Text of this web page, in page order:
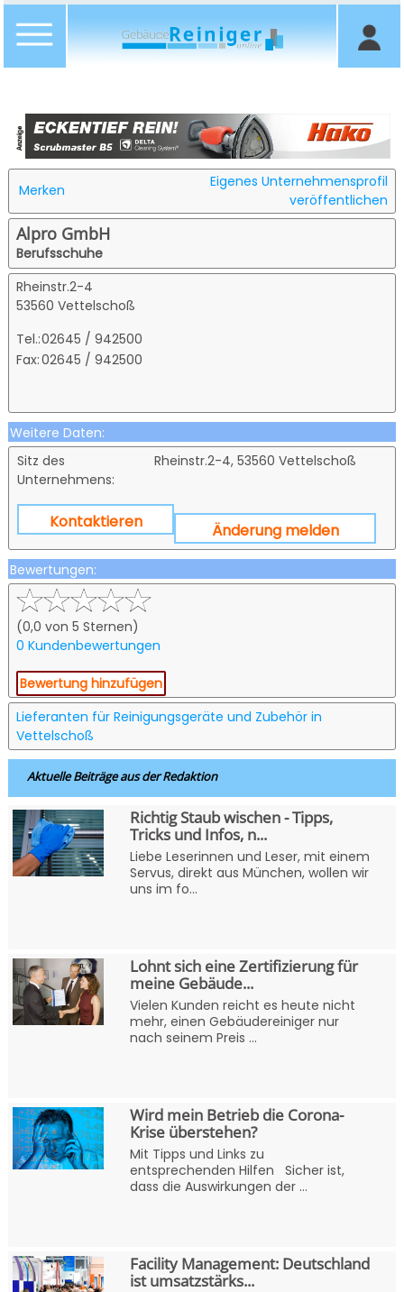
Merken
Eigenes Unternehmensprofil
veröffentlichen
Alpro GmbH
Berufsschuhe
Rheinstr.2-4
53560 Vettelschoß
Tel.:02645 / 942500
Fax:02645 / 942500
Weitere Daten:
Sitz des
Unternehmens:
Rheinstr.2-4, 53560 Vettelschoß
Kontaktieren Änderung melden
Bewertungen:
(0,0 von 5 Sternen)
0 Kundenbewertungen
Bewertung hinzufügen
Lieferanten für Reinigungsgeräte und Zubehör in
Vettelschoß
Aktuelle Beiträge aus der Redaktion
Richtig Staub wischen - Tipps,
Tricks und Infos, n...
Liebe Leserinnen und Leser, mit einem
Servus, direkt aus München, wollen wir
uns im fo...
Lohnt sich eine Zertifizierung für
meine Gebäude...
Vielen Kunden reicht es heute nicht
mehr, einen Gebäudereiniger nur
nach seinem Preis ...
Wird mein Betrieb die Corona-
Krise überstehen?
Mit Tipps und Links zu
entsprechenden Hilfen Sicher ist,
dass die Auswirkungen der ...
Facility Management: Deutschland
ist umsatzstärks...